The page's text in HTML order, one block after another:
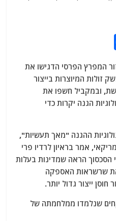
c
e
b
o
k
המפרץ הפרסי הדגישו את
זולות המיוצרות בייצור
ובמקביל חשפו את
הגנה יקרות כדי
ההגנה "מאך תעשיות",
אמר בראיון לרדיו פרי
ליברטי ב-8 ביוני כי הסכסוך הראה שמדינות בעלות
שרשראות האספקה
ייצור גדול יותר.
שנלמדו ממלחמתה של